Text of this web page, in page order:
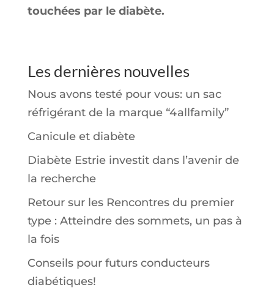
touchées par le diabète.
Les dernières nouvelles
Nous avons testé pour vous: un sac
réfrigérant de la marque “4allfamily”
Canicule et diabète
Diabète Estrie investit dans l’avenir de
la recherche
Retour sur les Rencontres du premier
type : Atteindre des sommets, un pas à
la fois
Conseils pour futurs conducteurs
diabétiques!